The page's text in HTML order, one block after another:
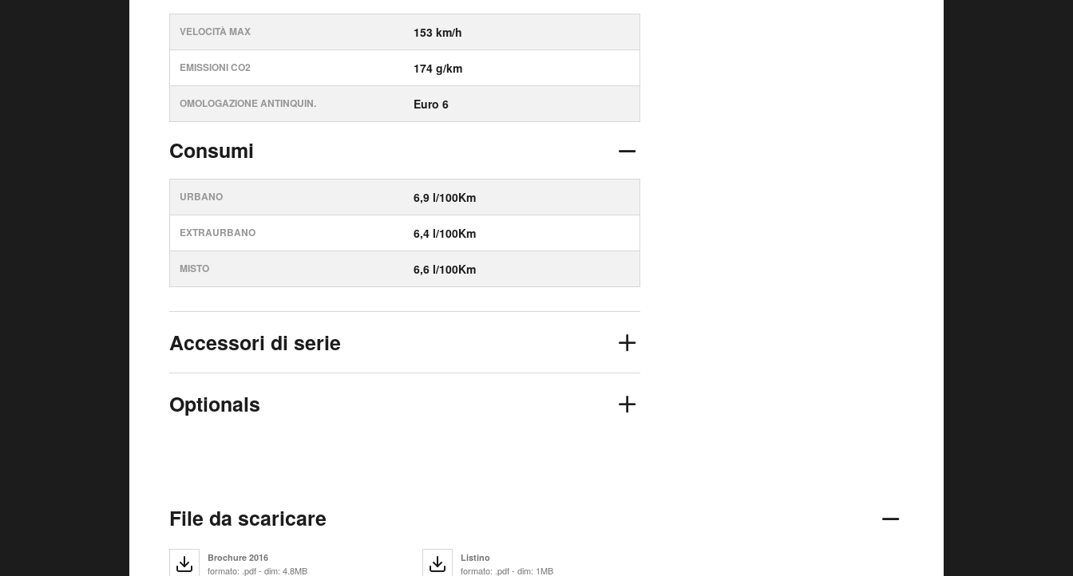
VELOCITÀ MAX 153 km/h
EMISSIONI CO2 174 g/km
OMOLOGAZIONE ANTINQUIN. Euro 6
Consumi
URBANO 6,9 l/100Km
EXTRAURBANO 6,4 l/100Km
MISTO 6,6 l/100Km
Accessori di serie
Optionals
File da scaricare
Brochure 2016
formato: .pdf - dim: 4.8MB
Listino
formato: .pdf - dim: 1MB